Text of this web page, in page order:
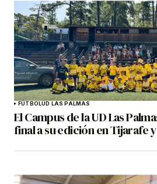
FÚTBOLUD LAS PALMAS
El Campus de la UD Las
final a su edición en Tijarafe